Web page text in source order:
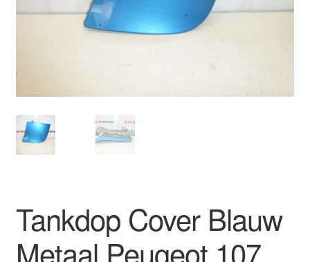
Klachten
Mijn account
Over ons
Wereldwijde verzending
Tankdop Cover Blauw
Metaal Peugeot 107